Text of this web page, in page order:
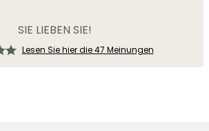
SIE LIEBEN SIE!
Lesen Sie hier die 47 Meinungen